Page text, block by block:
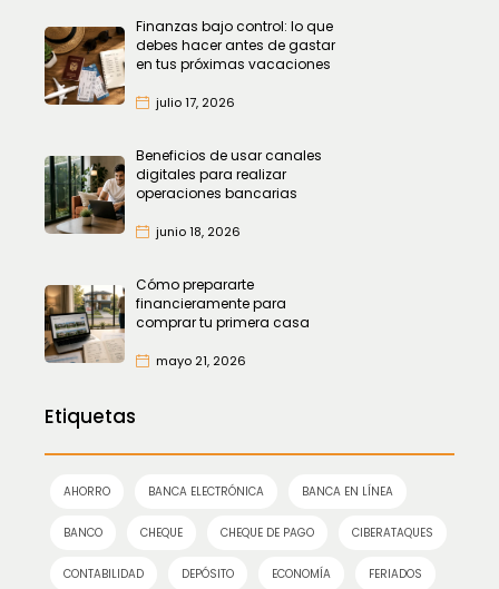
Finanzas bajo control: lo que
debes hacer antes de gastar
en tus próximas vacaciones
julio 17, 2026
Beneficios de usar canales
digitales para realizar
operaciones bancarias
junio 18, 2026
Cómo prepararte
financieramente para
comprar tu primera casa
mayo 21, 2026
Etiquetas
AHORRO BANCA ELECTRÓNICA BANCA EN LÍNEA
BANCO CHEQUE CHEQUE DE PAGO CIBERATAQUES
CONTABILIDAD DEPÓSITO ECONOMÍA FERIADOS